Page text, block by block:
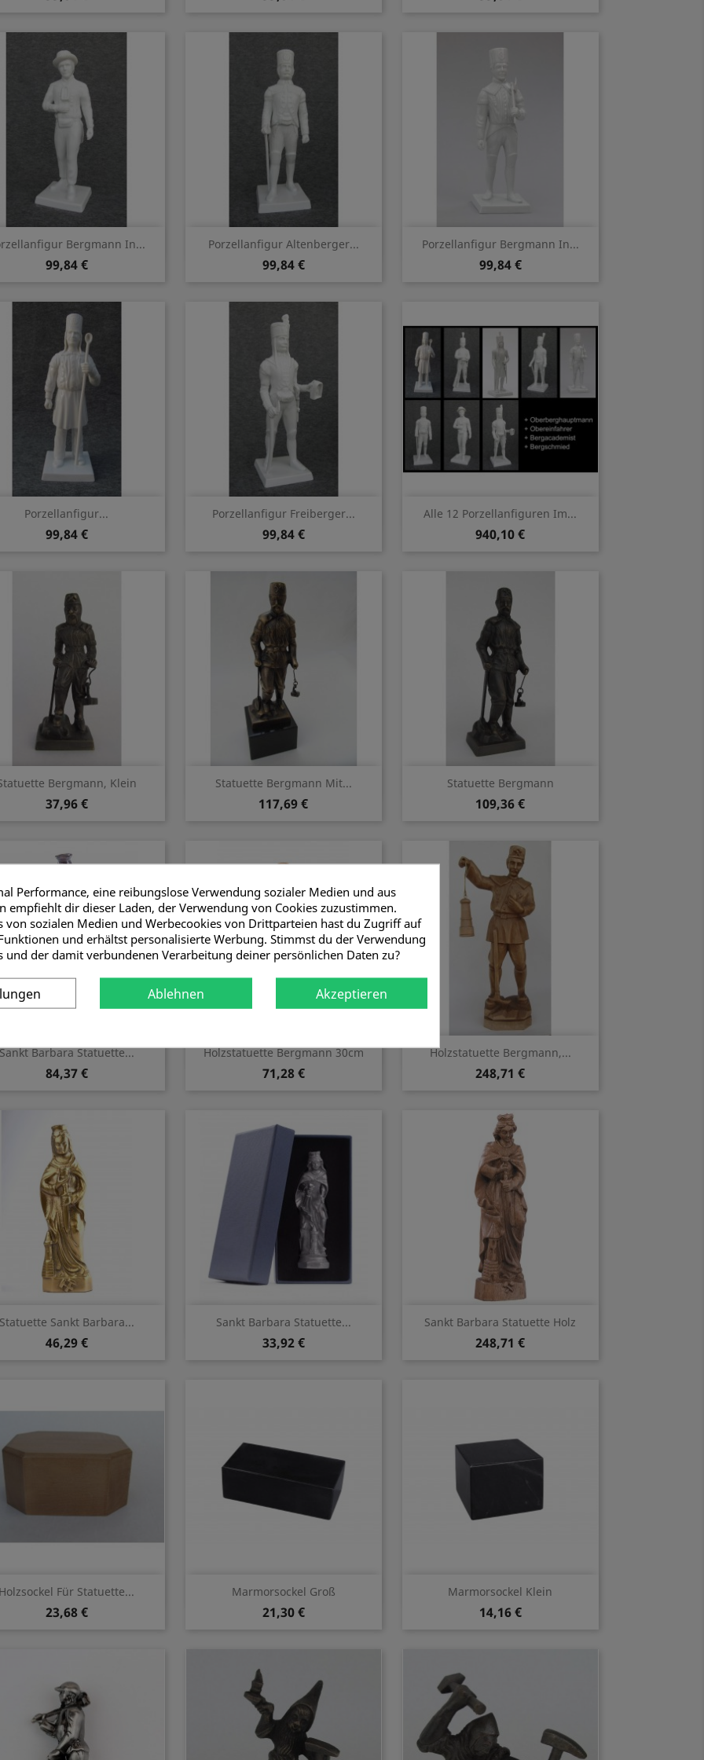
Bergmann In...
99,84 €
Vorschau Porzellanfigur Altenberger...
99,84 €
Vorschau Porzellanfigur Bergmann In...
99,84 €
Vorschau
Porzellanfigur...
99,84 €
Vorschau Porzellanfigur Freiberger...
99,84 €
Vorschau Alle 12 Porzellanfiguren Im...
940,10 €
Vorschau
Bergmann, Klein
37,96 €
 Vorschau Statuette Bergmann Mit...
117,69 €
 Vorschau Statuette Bergmann
109,36 €
Vorschau
Barbara Statuette...
84,37 €
Vorschau Holzstatuette Bergmann 30cm
71,28 €
Vorschau Holzstatuette Bergmann,...
248,71 €
Vorschau
Sankt Barbara...
46,29 €
Vorschau Sankt Barbara Statuette...
33,92 €
Vorschau Sankt Barbara Statuette Holz
248,71 €
Vorschau
Für Statuette...
23,68 €
Vorschau Marmorsockel Groß
21,30 €
Vorschau Marmorsockel Klein
14,16 €
Vorschau
Performance, eine reibungslose Verwendung sozialer Medien und aus
empfiehlt dir dieser Laden, der Verwendung von Cookies zuzustimmen.
von sozialen Medien und Werbecookies von Drittparteien hast du Zugriff auf
und erhältst personalisierte Werbung. Stimmst du der Verwendung
und der damit verbundenen Verarbeitung deiner persönlichen Daten zu?
Ablehnen Akzeptieren